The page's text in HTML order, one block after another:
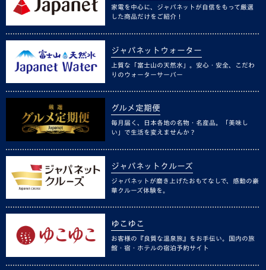
家電を中心に、ジャパネットが自信をもって厳選
した商品だけをご紹介！
ジャパネットウォーター
上質な「富士山の天然水」。安心・安全、こだわ
りのウォーターサーバー
グルメ定期便
毎月届く、日本各地の名物・名産品。「美味し
い」で生活を変えませんか？
ジャパネットクルーズ
ジャパネットが磨き上げたおもてなしで、感動の豪
華クルーズ体験を。
ゆこゆこ
お客様の『良質な温泉旅』をお手伝い。国内の旅
館・宿・ホテルの宿泊予約サイト